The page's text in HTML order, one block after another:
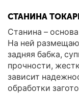
СТАНИНА
Станина –
На ней
задняя бабка,
прочности,
зависит
обработки